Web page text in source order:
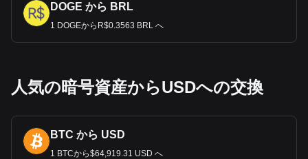
DOGE から BRL
1 DOGEからR$0.3563 BRL へ
人気の暗号資産からUSDへの交換
BTC から USD
1 BTCから$64,919.31 USD へ